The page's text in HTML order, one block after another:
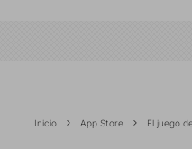
Inicio App Store El juego